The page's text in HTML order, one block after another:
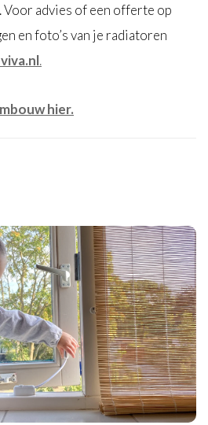
Voor advies of een offerte op
en foto’s van je radiatoren
.
hier.